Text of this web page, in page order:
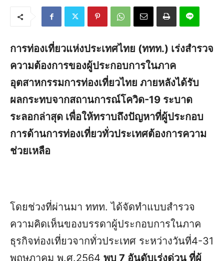
การท่องเที่ยวแห่งประเทศไทย (ททท.) เร่งสำรวจ
ความต้องการของผู้ประกอบการในภาค
อุตสาหกรรมการท่องเที่ยวไทย ภายหลังได้รับ
ผลกระทบจากสถานการณ์โควิด-19 ระบาด
ระลอกล่าสุด เพื่อให้ทราบถึงปัญหาที่ผู้ประกอบ
การด้านการท่องเที่ยวทั่วประเทศต้องการความ
ช่วยเหลือ
โดยช่วงที่ผ่านมา ททท. ได้จัดทำแบบสำรวจ
ความคิดเห็นของบรรดาผู้ประกอบการในภาค
ธุรกิจท่องเที่ยวจากทั่วประเทศ ระหว่างวันที่4-31
พฤษภาคม พ.ศ.2564 พบ 7 อันดับเร่งด่วน ที่ผู้